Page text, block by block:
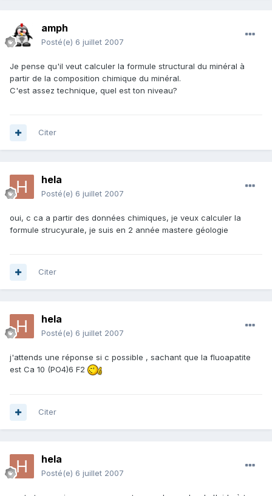
amph
Posté(e) 6 juillet 2007
Je pense qu'il veut calculer la formule structural du minéral à
partir de la composition chimique du minéral.
C'est assez technique, quel est ton niveau?
Citer
hela
Posté(e) 6 juillet 2007
oui, c ca a partir des données chimiques, je veux calculer la
formule strucyurale, je suis en 2 année mastere géologie
Citer
hela
Posté(e) 6 juillet 2007
j'attends une réponse si c possible , sachant que la fluoapatite
est Ca 10 (PO4)6 F2
Citer
hela
Posté(e) 6 juillet 2007